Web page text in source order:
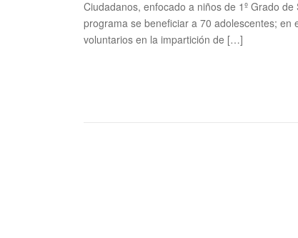
Ciudadanos, enfocado a niños de 1º Grado
programa se beneficiar a 70 adolescentes;
voluntarios en la impartición de […]